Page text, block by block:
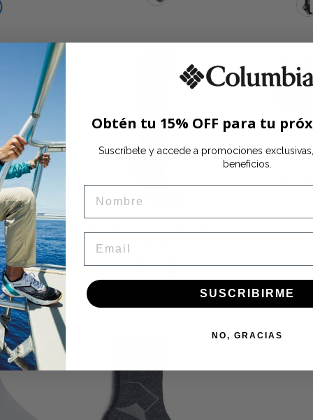
SHOW
40%
Obtén tu 15% OFF para tu
Suscríbete y accede a promociones
beneficios.
SUSCRIBIRME
NO, GRACIAS